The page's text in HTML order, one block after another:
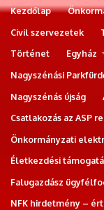
Kezdőlap
Civil szervezetek
Történet
Egyház
Nagyszénási
Nagyszénás újság
Csatlakozás az ASP
Önkormányzati
Életkezdési
Falugazdász
NFK hirdetmény –